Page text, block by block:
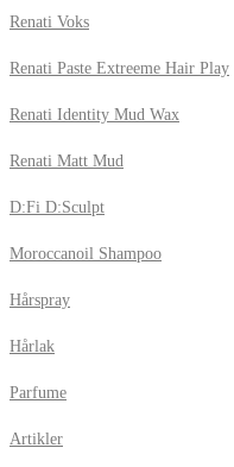
Renati Voks
Renati Paste Extreeme Hair Play
Renati Identity Mud Wax
Renati Matt Mud
D:Fi D:Sculpt
Moroccanoil Shampoo
Hårspray
Hårlak
Parfume
Artikler